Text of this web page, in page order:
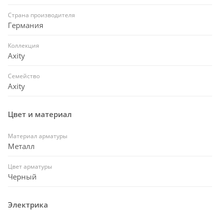
Страна производителя
Германия
Коллекция
Axity
Семейство
Axity
Цвет и материал
Материал арматуры
Металл
Цвет арматуры
Черный
Электрика